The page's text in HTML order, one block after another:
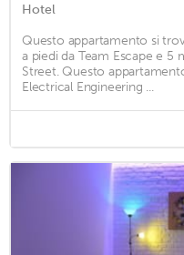
Hotel
Questo appartamento si
a piedi da Team Escape e 5
Street. Questo
Electrical Engineering ...